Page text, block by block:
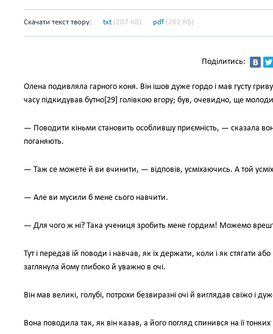
Скачати текст твору: txt (207 КБ) pdf (202 КБ)
Поділитись:
Олена подивляла гарного коня. Він ішов дуже гордо і мав густу
часу підкидував бутно[29] голівкою вгору; був, очевидно, ще
— Поводити кіньми становить особлившу приємність, — сказала
поганяють.
— Таж се можете й ви вчинити, — відповів, усміхаючись. А той
— Але ви мусили б мене сього навчити.
— Для чого ж ні? Така учениця зробить мене гордим! Можемо
Тут і передав їй поводи і навчав, як їх держати, коли і як стягати
заглянула йому глибоко й уважно в очі.
Він мав великі, голубі, потрохи безвиразні очі й виглядав свіжо і
Вона поводила так, як він казав, а його погляд спинився на її тонких